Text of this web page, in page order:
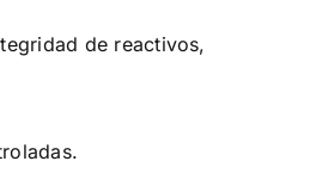
de reactivos,